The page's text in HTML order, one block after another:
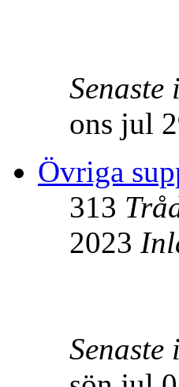
Senaste
ons jul
Övriga
313
2023
Senaste